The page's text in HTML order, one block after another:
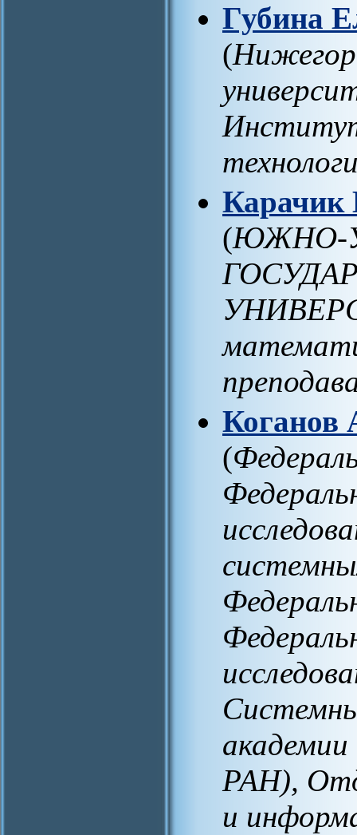
Губина
(
Карачик
(ЮЖНО-
Коганов
(
РАН),
и